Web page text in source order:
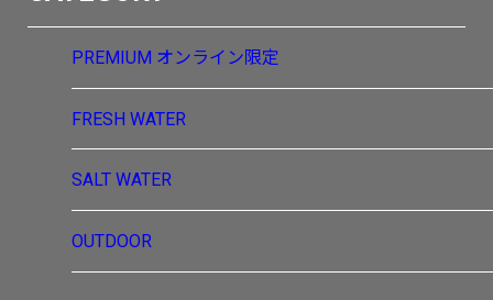
PREMIUM オンライン限定
FRESH WATER
SALT WATER
OUTDOOR